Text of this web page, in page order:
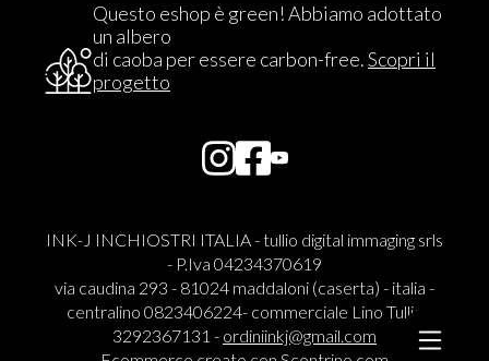
Questo eshop è green! Abbiamo adottato
un albero
di caoba per essere carbon-free.Scopri il
progetto
INK-J INCHIOSTRI ITALIA - tullio digital immaging srls
- P.Iva 04234370619
via caudina 293 - 81024 maddaloni (caserta) - italia -
centralino 0823406224- commerciale Lino Tullio
3292367131 - ordiniinkj@gmail.com